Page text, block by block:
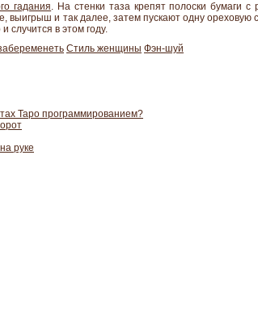
гадания. На стенки таза крепят полоски бумаги
выигрыш и так далее, затем пускают одну
случится в этом году.
Стиль женщины Фэн-шуй
Таро программированием?
руке